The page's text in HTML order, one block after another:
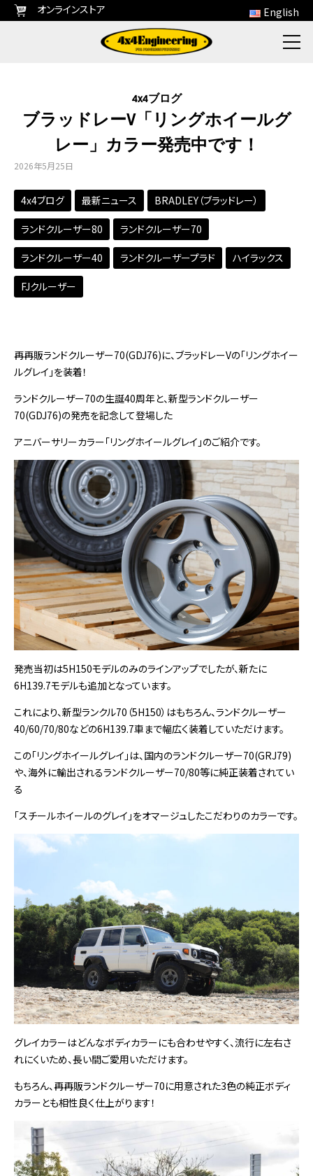
オンラインストア English
4x4ブログ
ブラッドレーV「リングホイールグ
レー」カラー発売中です！
2026年5月25日
4x4ブログ 最新ニュース BRADLEY（ブラッドレー）
ランドクルーザー80 ランドクルーザー70
ランドクルーザー40 ランドクルーザープラド ハイラックス
FJクルーザー
再再販ランドクルーザー70(GDJ76)に、ブラッドレーVの「リングホイー
ルグレイ」を装着！
ランドクルーザー70の生誕40周年と、新型ランドクルーザー
70(GDJ76)の発売を記念して登場した
アニバーサリーカラー「リングホイールグレイ」のご紹介です。
発売当初は5H150モデルのみのラインアップでしたが、新たに
6H139.7モデルも追加となっています。
これにより、新型ランクル70（5H150）はもちろん、ランドクルーザー
40/60/70/80などの6H139.7車まで幅広く装着していただけます。
この「リングホイールグレイ」は、国内のランドクルーザー70(GRJ79)
や、海外に輸出されるランドクルーザー70/80等に純正装着されてい
る
「スチールホイールのグレイ」をオマージュしたこだわりのカラーです。
グレイカラーはどんなボディカラーにも合わせやすく、流行に左右さ
れにくいため、長い間ご愛用いただけます。
もちろん、再再販ランドクルーザー70に用意された3色の純正ボディ
カラーとも相性良く仕上がります！